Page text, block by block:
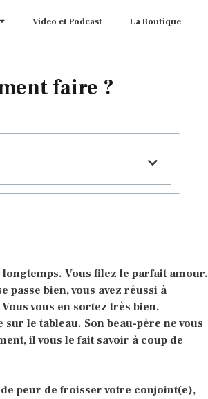
Video et Podcast La Boutique
faire ?
longtemps. Vous filez le parfait amour.
passe bien, vous avez réussi à
vous en sortez très bien.
le tableau. Son beau-père ne vous
il vous le fait savoir à coup de
peur de froisser votre conjoint(e),